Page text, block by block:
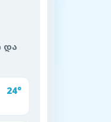
და
24°